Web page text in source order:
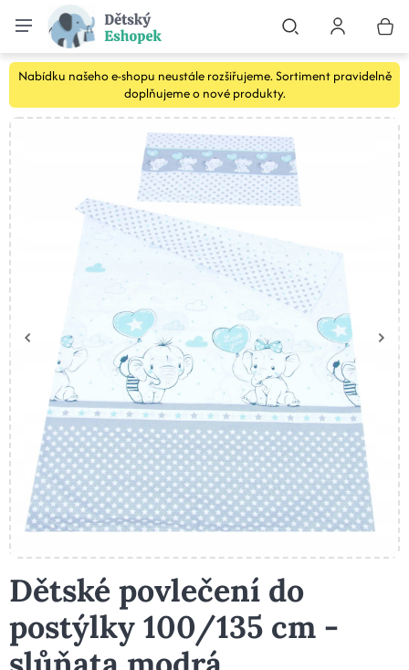
Nabídku našeho e-shopu neustále rozšiřujeme. Sortiment pravidelně
doplňujeme o nové produkty.
Dětské povlečení do
postýlky 100/135 cm -